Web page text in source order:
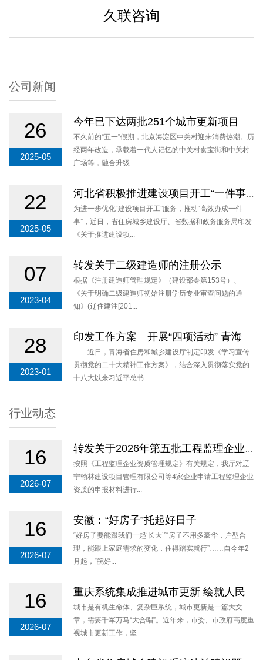
久联咨询
公司新闻
26
2025-05
不久前的“五一”假期，北京海淀区中关村迎来消费热潮。历
经两年改造，承载着一代人记忆的中关村食宝街和中关村
广场等，融合升级...
22
2025-05
为进一步优化“建设项目开工”服务，推动“高效办成一件
事”，近日，省住房城乡建设厅、省数据和政务服务局印发
《关于推进建设项...
07
2023-04
转发关于二级建造师的注册公示
根据《注册建造师管理规定》（建设部令第153号）、
《关于明确二级建造师初始注册学历专业审查问题的通
知》(辽住建注[201...
28
2023-01
近日，青海省住房和城乡建设厅制定印发《学习宣传
贯彻党的二十大精神工作方案》，结合深入贯彻落实党的
十八大以来习近平总书...
行业动态
16
2026-07
按照《工程监理企业资质管理规定》有关规定，我厅对辽
宁翰林建设项目管理有限公司等4家企业申请工程监理企业
资质的申报材料进行...
16
2026-07
安徽：“好房子”托起好日子
“好房子要能跟我们一起‘长大’”“房子不用多豪华，户型合
理，能跟上家庭需求的变化，住得踏实就行”……自今年2
月起，“皖好...
16
2026-07
城市是有机生命体、复杂巨系统，城市更新是一篇大文
章，需要千军万马“大合唱”。近年来，市委、市政府高度重
视城市更新工作，坚...